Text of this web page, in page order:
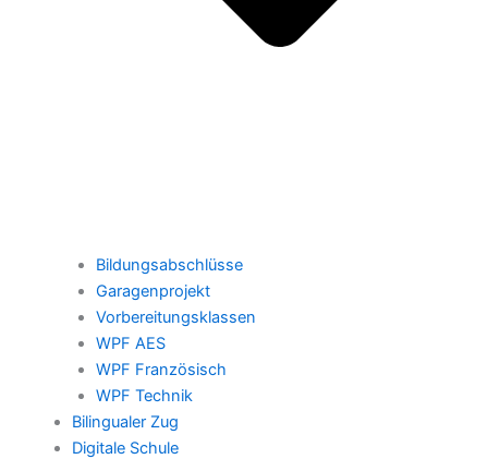
Bildungsabschlüsse
Garagenprojekt
Vorbereitungsklassen
WPF AES
WPF Französisch
WPF Technik
Bilingualer Zug
Digitale Schule